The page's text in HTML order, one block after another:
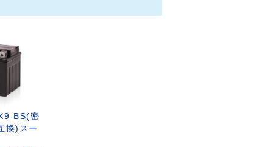
BS(密
換)スー